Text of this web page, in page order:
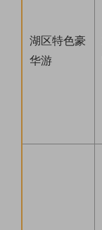
湖区特色豪
华游